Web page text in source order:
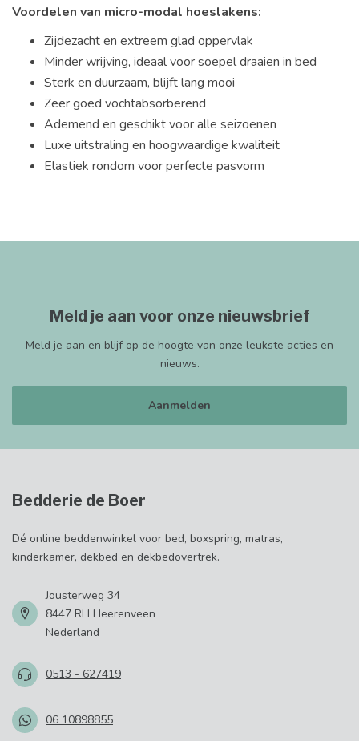
Voordelen van micro-modal hoeslakens:
Zijdezacht en extreem glad oppervlak
Minder wrijving, ideaal voor soepel draaien in bed
Sterk en duurzaam, blijft lang mooi
Zeer goed vochtabsorberend
Ademend en geschikt voor alle seizoenen
Luxe uitstraling en hoogwaardige kwaliteit
Elastiek rondom voor perfecte pasvorm
Meld je aan voor onze nieuwsbrief
Meld je aan en blijf op de hoogte van onze leukste acties en
nieuws.
Aanmelden
Bedderie de Boer
Dé online beddenwinkel voor bed, boxspring, matras,
kinderkamer, dekbed en dekbedovertrek.
Jousterweg 34
8447 RH Heerenveen
Nederland
0513 - 627419
06 10898855